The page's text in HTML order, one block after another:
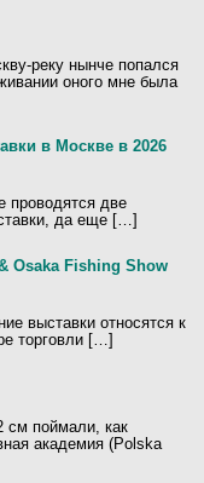
реку нынче попался
оного мне была
в Москве в 2026
проводятся две
да еще […]
Osaka Fishing Show
выставки относятся к
торговли […]
см поймали, как
академия (Polska